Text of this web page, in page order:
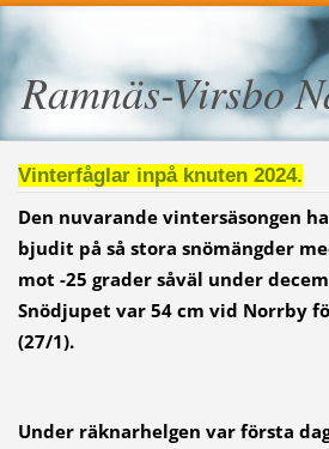
Ramnäs-Virsbo
Vinterfåglar inpå knuten 2024.
Den nuvarande vintersäsongen
bjudit på så stora snömängder
mot -25 grader såväl under
Snödjupet var 54 cm vid Norrby
(27/1).
Under räknarhelgen var första